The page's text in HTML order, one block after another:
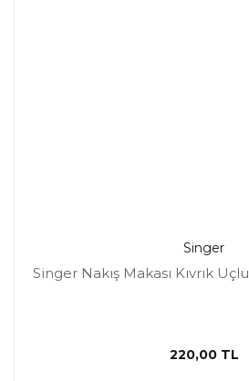
Singer
Singer Nakış Makası Kıvrık
220,00 TL